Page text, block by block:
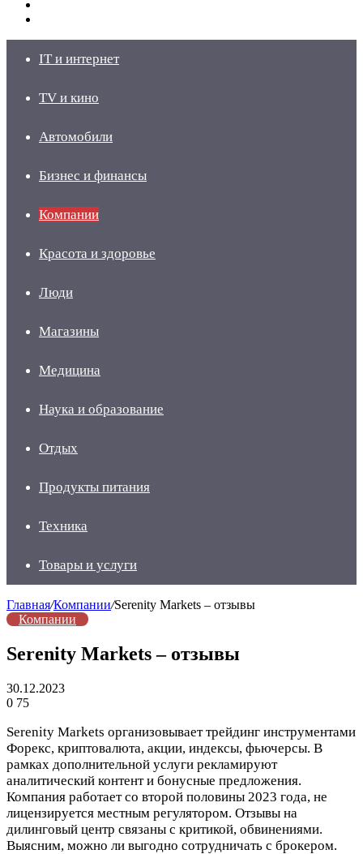
IT и интернет
TV и кино
Автомобили
Бизнес и финансы
Компании
Красота и здоровье
Люди
Магазины
Медицина
Наука и образование
Отдых
Продукты питания
Техника
Товары и услуги
Главная/Компании/Serenity Markets – отзывы
Компании
Serenity Markets – отзывы
30.12.2023
0 75
Serenity Markets организовывает трейдинг инструментами
Форекс, криптовалюта, акции, индексы, фьючерсы. В
рамках дополнительной услуги рекламируют
аналитический контент и бонусные предложения.
Компания работает со второй половины 2023 года, не
лицензируется местным регулятором. Отзывы на
дилинговый центр связаны с критикой, обвинениями.
Выясним, можно ли выгодно сотрудничать с брокером.